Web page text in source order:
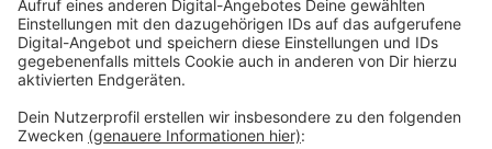
ihre Tests negativ aus, soll der Unterricht in der Schule
für die Erstklässler wieder aufgenommen werden.
Anzeige